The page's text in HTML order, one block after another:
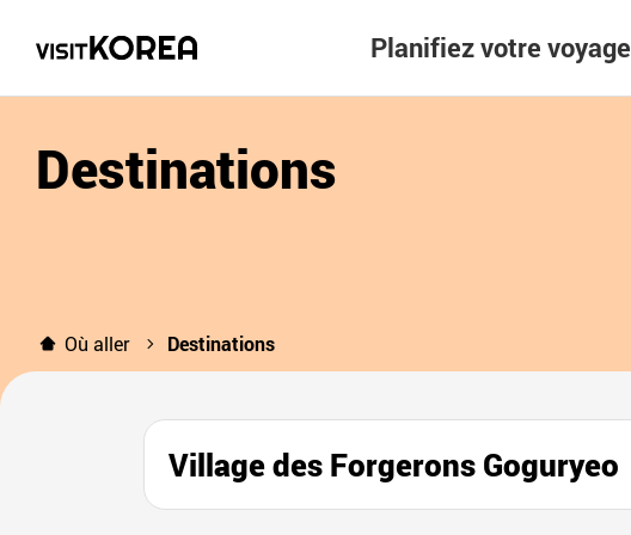
Planifiez votre voyage
Destinations
Où aller Destinations
Village des Forgerons Goguryeo